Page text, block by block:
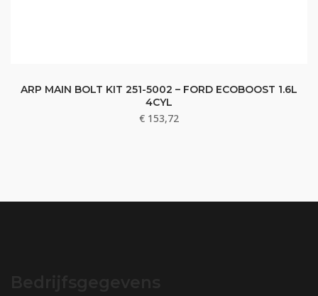
ARP MAIN BOLT KIT 251-5002 – FORD ECOBOOST 1.6L
4CYL
€ 153,72